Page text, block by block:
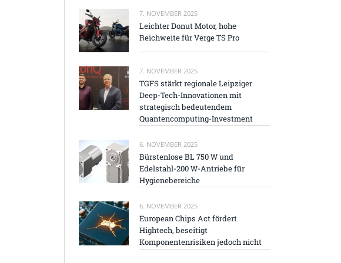
7. NOVEMBER 2025
Leichter Donut Motor, hohe
Reichweite für Verge TS Pro
7. NOVEMBER 2025
TGFS stärkt regionale Leipziger
Deep-Tech-Innovationen mit
strategisch bedeutendem
Quantencomputing-Investment
6. NOVEMBER 2025
Bürstenlose BL 750 W und
Edelstahl-200 W-Antriebe für
Hygienebereiche
6. NOVEMBER 2025
European Chips Act fördert
Hightech, beseitigt
Komponentenrisiken jedoch nicht